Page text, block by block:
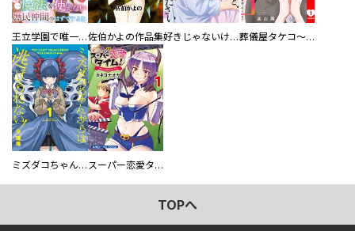
王立学園で唯一魔法が使えない庶民仲間のはずですよね～実は王子様で私を溺愛しているなんて告白はやめてください～佐伯かよの作品集 好きじゃないけど、抱いてください【電子単行本版／特典おまけ付き】 葬儀屋タケコ～あなたの最期、叶えます【電子単行本版】
ミズダコちゃんからは逃げられない！ スーパー恋愛タイム！～現場でドＳな彼女は自宅でデレる～
TOPへ